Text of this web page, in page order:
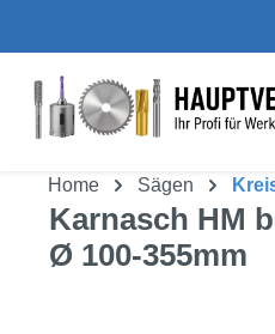
Home Sägen
Karnasch HM
Ø 100-355mm